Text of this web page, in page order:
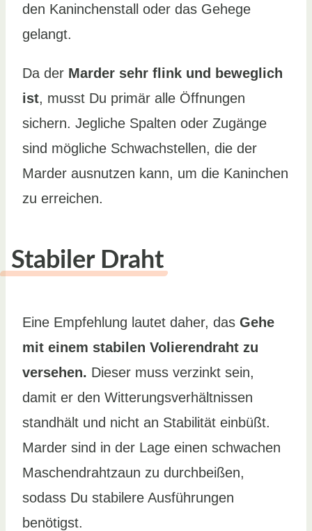
den Kaninchenstall oder das Gehege
gelangt.
Da der Marder sehr flink und beweglich
ist, musst Du primär alle Öffnungen
sichern. Jegliche Spalten oder Zugänge
sind mögliche Schwachstellen, die der
Marder ausnutzen kann, um die Kaninchen
zu erreichen.
Stabiler Draht
Eine Empfehlung lautet daher, das Gehe
mit einem stabilen Volierendraht zu
versehen. Dieser muss verzinkt sein,
damit er den Witterungsverhältnissen
standhält und nicht an Stabilität einbüßt.
Marder sind in der Lage einen schwachen
Maschendrahtzaun zu durchbeißen,
sodass Du stabilere Ausführungen
benötigst.